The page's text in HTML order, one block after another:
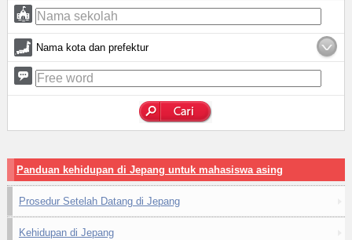
Nama kota dan prefektur
Panduan kehidupan di Jepang untuk mahasiswa asing
Prosedur Setelah Datang di Jepang
Kehidupan di Jepang